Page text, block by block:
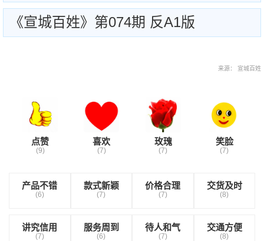
《宣城百姓》第074期 反A1版
来源： 宣城百姓
点赞
(9)
喜欢
(7)
玫瑰
(7)
笑脸
(7)
产品不错
(6)
款式新颖
(7)
价格合理
(7)
交货及时
(8)
讲究信用
(7)
服务周到
(6)
待人和气
(7)
交通方便
(8)